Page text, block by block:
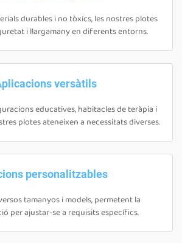
durables i no tòxics, les nostres plotes
i llargamany en diferents entorns.
versàtils
educatives, habitacles de teràpia i
plotes ateneixen a necessitats diverses.
personalitzables
tamanyos i models, permetent la
per ajustar-se a requisits específics.